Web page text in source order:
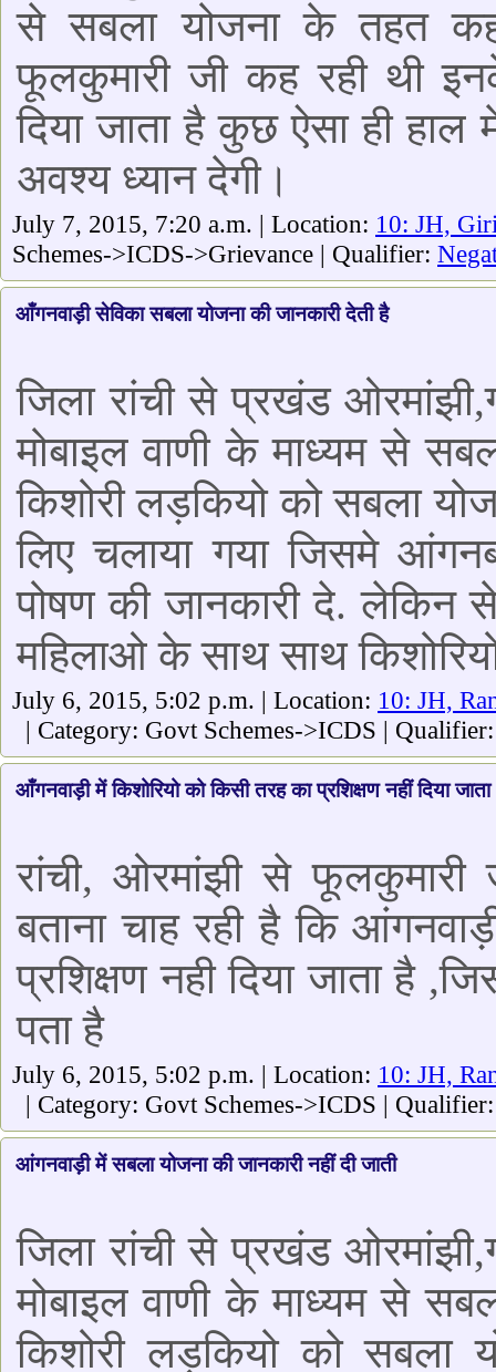
से सबला योजना के तहत
फूलकुमारी जी कह रही थी
दिया जाता है कुछ ऐसा ही
अवश्य ध्यान देगी।
July 7, 2015, 7:20 a.m. | Location: 10: JH,
Schemes->ICDS->Grievance | Qualifier:
आँगनवाड़ी सेविका सबला योजना की जानकारी देती है
जिला रांची से प्रखंड
मोबाइल वाणी के माध्यम से
किशोरी लड़कियो को सबला
लिए चलाया गया जिसमे
पोषण की जानकारी दे. लेकिन
महिलाओ के साथ साथ
July 6, 2015, 5:02 p.m. | Location: 10: JH,
| Category: Govt Schemes->ICDS |
आँगनवाड़ी में किशोरियो को किसी तरह का प्रशिक्षण नहीं दिया जाता
रांची, ओरमांझी से फूलकुमारी
बताना चाह रही है कि
प्रशिक्षण नही दिया जाता है
पता है
July 6, 2015, 5:02 p.m. | Location: 10: JH,
| Category: Govt Schemes->ICDS |
आंगनवाड़ी में सबला योजना की जानकारी नहीं दी जाती
जिला रांची से प्रखंड
मोबाइल वाणी के माध्यम से
किशोरी लड़कियो को